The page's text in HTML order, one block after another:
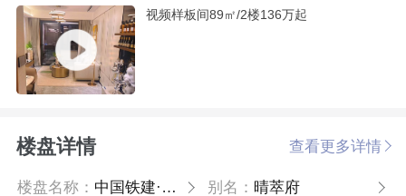
视频‮板样‬‎间89‮/㎡‬‎2楼136万起
楼盘详情 查看更多详情
楼盘名称： 中国铁建·晴萃府 别名： 晴萃府